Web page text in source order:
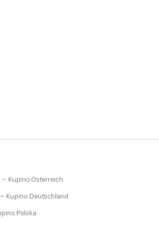
– Kupino Österreich
– Kupino Deutschland
Polska